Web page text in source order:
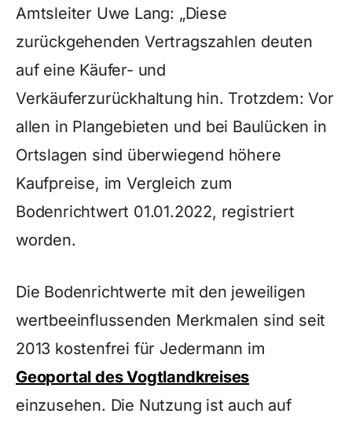
Amtsleiter Uwe Lang: „Diese
zurückgehenden Vertragszahlen deuten
auf eine Käufer- und
Verkäuferzurückhaltung hin. Trotzdem: Vor
allen in Plangebieten und bei Baulücken in
Ortslagen sind überwiegend höhere
Kaufpreise, im Vergleich zum
Bodenrichtwert 01.01.2022, registriert
worden.
Die Bodenrichtwerte mit den jeweiligen
wertbeeinflussenden Merkmalen sind seit
2013 kostenfrei für Jedermann im
Geoportal des Vogtlandkreises
einzusehen. Die Nutzung ist auch auf